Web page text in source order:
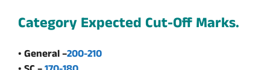
Category Expected Cut-Off Marks.
• General –200-210